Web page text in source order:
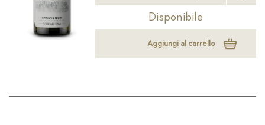
Disponibile
Aggiungi al carrello